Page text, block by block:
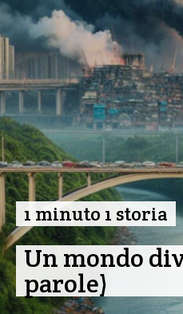
1 minuto 1 storia
Un mondo
parole)